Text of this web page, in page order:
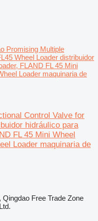
Promising Multiple
Wheel Loader distribuidor
FLAND FL 45 Mini
Loader maquinaria de
Control Valve for
hidráulico para
FL 45 Mini Wheel
Loader maquinaria de
Free Trade Zone